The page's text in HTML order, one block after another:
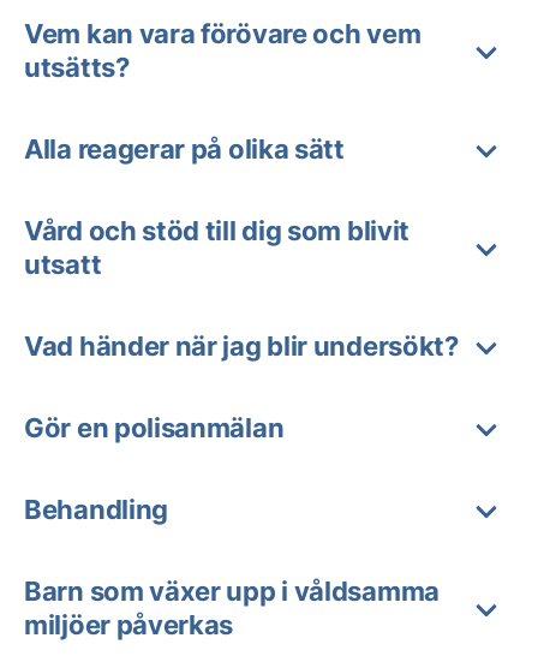
Vem kan vara förövare och vem
utsätts?
Alla reagerar på olika sätt
Vård och stöd till dig som blivit
utsatt
Vad händer när jag blir undersökt?
Gör en polisanmälan
Behandling
Barn som växer upp i våldsamma
miljöer påverkas